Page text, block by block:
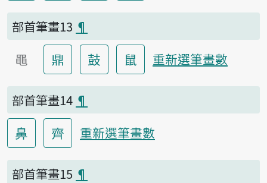
部首筆畫13 ¶
黽 鼎 鼓 鼠 重新選筆畫數
部首筆畫14 ¶
鼻 齊 重新選筆畫數
部首筆畫15 ¶